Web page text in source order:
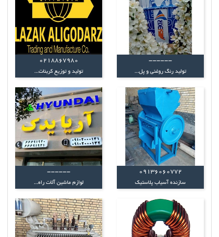
------
تولید رنگ روغنی و پل...
0218867980
تولید و توزیع کربنات...
09136060772
سازنده آسیاب پلاستیک
------
لوازم ماشین آلات راه...